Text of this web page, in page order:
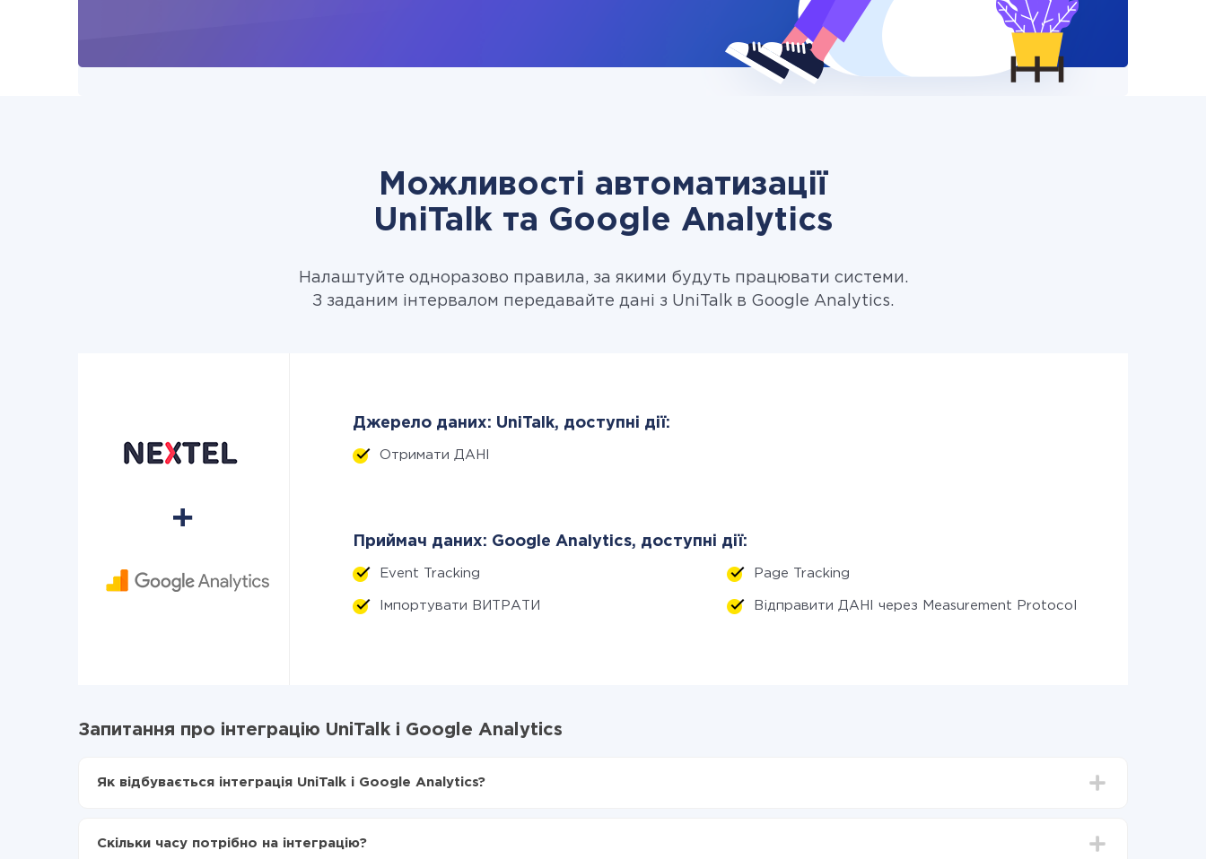
Можливості автоматизації
UniTalk та Google Analytics
Налаштуйте одноразово правила, за якими будуть працювати системи.
З заданим інтервалом передавайте дані з UniTalk в Google Analytics.
Джерело даних: UniTalk, доступні дії:
Отримати ДАНІ
Приймач даних: Google Analytics, доступні дії:
Event Tracking Page Tracking
Імпортувати ВИТРАТИ Відправити ДАНІ через Measurement Protocol
Запитання про інтеграцію UniTalk і Google Analytics
Як відбувається інтеграція UniTalk і Google Analytics?
Включаєте автооновлення
Скільки часу потрібно на інтеграцію?